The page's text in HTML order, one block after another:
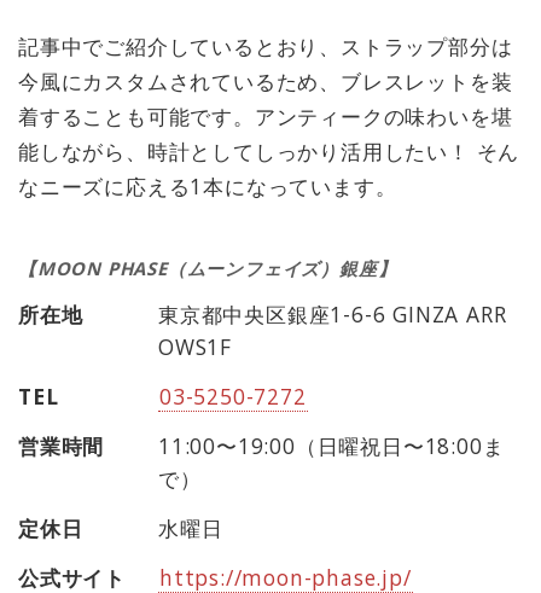
記事中でご紹介しているとおり、ストラップ部分は
今風にカスタムされているため、ブレスレットを装
着することも可能です。アンティークの味わいを堪
能しながら、時計としてしっかり活用したい！ そん
なニーズに応える1本になっています。
所在地
東京都中央区銀座1-6-6 GINZA ARR
OWS1F
TEL
03-5250-7272
営業時間
11:00〜19:00（日曜祝日〜18:00ま
で）
定休日
水曜日
公式サイト
https://moon-phase.jp/
【MOON PHASE（ムーンフェイズ）銀座】